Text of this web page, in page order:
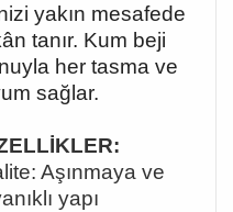
yakın mesafede
tanır. Kum beji
her tasma ve
sağlar.
Aşınmaya ve
yapı